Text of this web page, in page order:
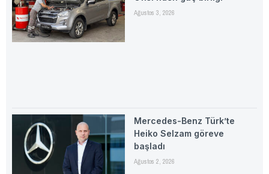
Ağustos 3, 2026
Mercedes-Benz Türk’te
Heiko Selzam göreve
başladı
Ağustos 2, 2026